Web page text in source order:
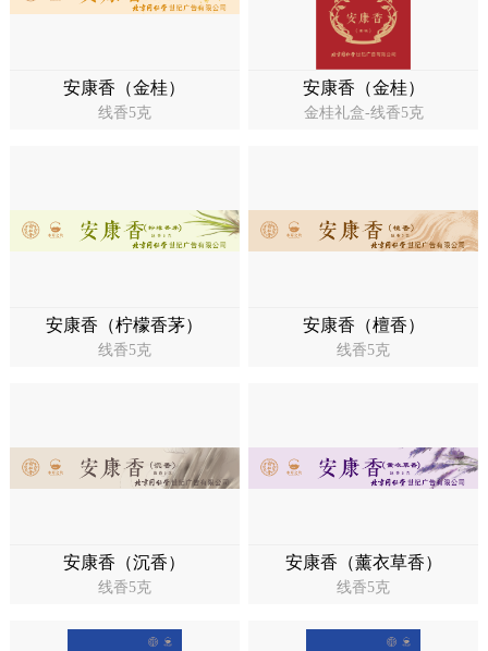
安康香（金桂）
线香5克
安康香（金桂）
金桂礼盒-线香5克
安康香（柠檬香茅）
线香5克
安康香（檀香）
线香5克
安康香（沉香）
线香5克
安康香（薰衣草香）
线香5克